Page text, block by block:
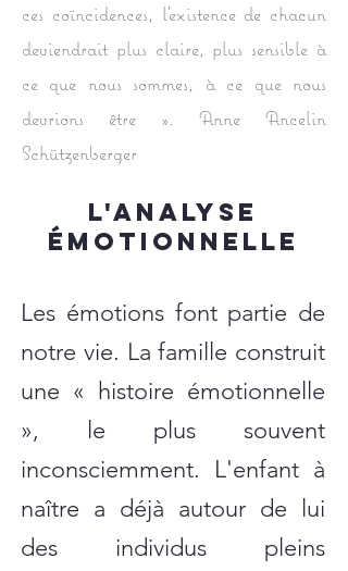
ces coïncidences, l'existence de chacun
deviendrait plus claire, plus sensible à
ce que nous sommes, à ce que nous
devrions être ». Anne Ancelin
Schützenberger
L'analyse
émotionnelle
Les émotions font partie de
notre vie. La famille construit
une « histoire émotionnelle
», le plus souvent
inconsciemment. L'enfant à
naître a déjà autour de lui
des individus pleins